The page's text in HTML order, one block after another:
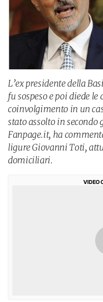
L’ex presidente della
fu sospeso e poi diede
coinvolgimento in un
stato assolto in secondo
Fanpage.it, ha
ligure Giovanni Toti,
domiciliari.
VIDEO